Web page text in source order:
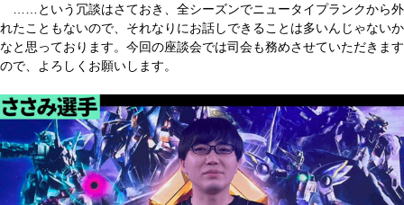
……という冗談はさておき、全シーズンでニュータイプランクから外
れたこともないので、それなりにお話しできることは多いんじゃないか
なと思っております。今回の座談会では司会も務めさせていただきます
ので、よろしくお願いします。